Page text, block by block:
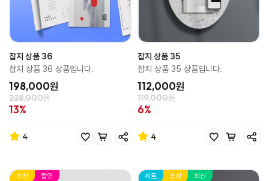
잡지 상품 36
잡지 상품 36 상품입니다.
198,000원
228,000원
13%
4
잡지 상품 35
잡지 상품 35 상품입니다.
112,000원
119,000원
6%
4
추천 할인 히트 추천 최신